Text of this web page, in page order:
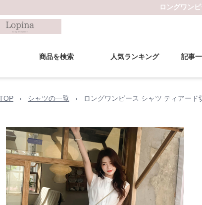
ロングワン
商品を検索 人気ランキング 記事
› シャツの一覧 › ロングワンピース シャツ ティアード